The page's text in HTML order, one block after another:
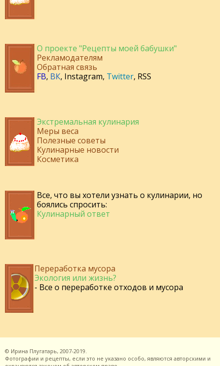
О проекте "Рецепты моей бабушки"
Рекламодателям
Обратная связь
FB, ВК, Instagram, Twitter, RSS
Экстремальная кулинария
Меры веса
Полезные советы
Кулинарные новости
Косметика
Все, что вы хотели узнать о кулинарии, но
боялись спросить:
Кулинарный ответ
Переработка мусора
Экология или жизнь?
- Все о переработке отходов и мусора
© Ирина Плугатарь, 2007-2019.
Фотографии и рецепты, если это не указано особо, являются авторскими и